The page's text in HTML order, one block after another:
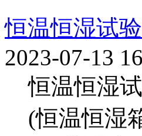
恒温恒湿试
2023-07-13
恒温恒湿
(恒温恒湿